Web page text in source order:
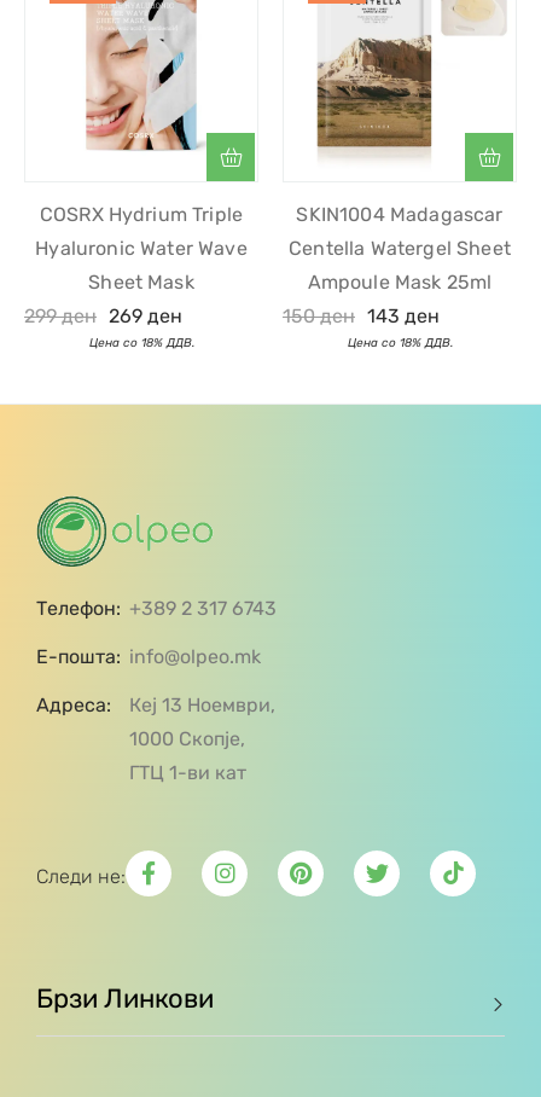
COSRX Hydrium Triple
Hyaluronic Water Wave
Sheet Mask
299ден 269 ден
SKIN1004 Madagascar
Centella Watergel Sheet
Ampoule Mask 25ml
150ден 143 ден
Телефон: +389 2 317 6743
Е-пошта: info@olpeo.mk
Адреса:
Кеј 13 Ноември,
1000 Скопје,
ГТЦ 1-ви кат
Следи не:
Брзи Линкови